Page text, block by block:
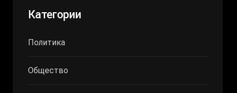
Категории
Политика
Общество